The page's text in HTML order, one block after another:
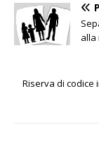
alla
Riserva di codice